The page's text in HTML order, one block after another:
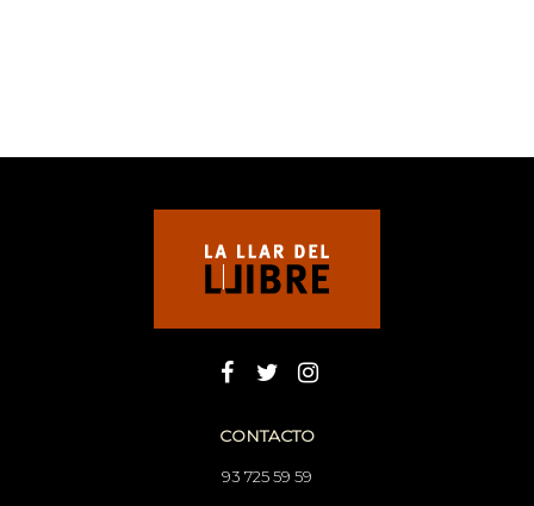
CONTACTO
93 725 59 59